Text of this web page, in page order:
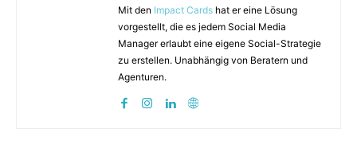
Mit den Impact Cards hat er eine Lösung
vorgestellt, die es jedem Social Media
Manager erlaubt eine eigene Social-Strategie
zu erstellen. Unabhängig von Beratern und
Agenturen.